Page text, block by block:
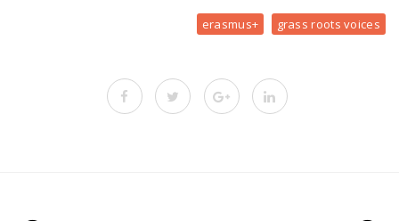
erasmus+ grass roots voices